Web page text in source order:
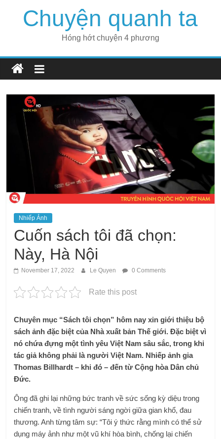
Chuyện quanh ta
Hóng hớt chuyện 4 phương
Nhiếp Ảnh
Cuốn sách tôi đã chọn:
Này, Hà Nội
November 17, 2022 Le Quyen 0 Comments
Rate this post
Chuyên mục “Sách tôi chọn” hôm nay xin giới thiệu bộ
sách ảnh đặc biệt của Nhà xuất bản Thế giới. Đặc biệt vì
nó chứa đựng một tình yêu Việt Nam sâu sắc, trong khi
tác giả không phải là người Việt Nam. Nhiếp ảnh gia
Thomas Billhardt – khi đó – đến từ Cộng hòa Dân chủ
Đức.
Ông đã ghi lại những bức tranh về sức sống kỳ diệu trong
chiến tranh, về tình người sáng ngời giữa gian khổ, đau
thương. Anh từng tâm sự: “Tôi ý thức rằng mình có thể sử
dụng máy ảnh như một vũ khí hòa bình, chống lại chiến